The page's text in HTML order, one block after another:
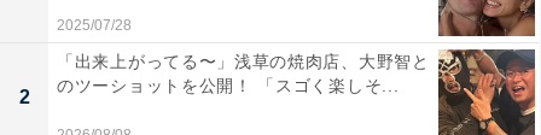
2025/07/28
2
「出来上がってる〜」浅草の焼肉店、大野智と
のツーショットを公開！ 「スゴく楽しそ...